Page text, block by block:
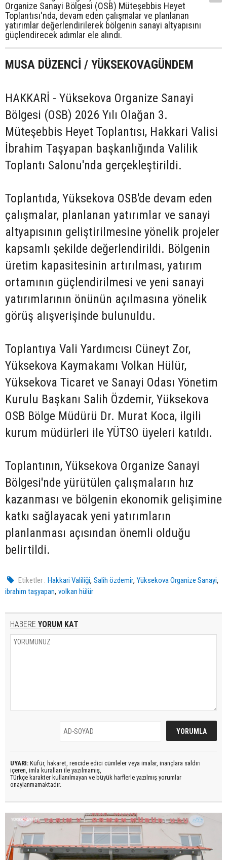
Organize Sanayi Bölgesi (OSB) Müteşebbis Heyet
Toplantısı'nda, devam eden çalışmalar ve planlanan
yatırımlar değerlendirilerek bölgenin sanayi altyapısını
güçlendirecek adımlar ele alındı.
MUSA DÜZENCİ / YÜKSEKOVAGÜNDEM
HAKKARİ - Yüksekova Organize Sanayi
Bölgesi (OSB) 2026 Yılı Olağan 3.
Müteşebbis Heyet Toplantısı, Hakkari Valisi
İbrahim Taşyapan başkanlığında Valilik
Toplantı Salonu'nda gerçekleştirildi.
Toplantıda, Yüksekova OSB'de devam eden
çalışmalar, planlanan yatırımlar ve sanayi
altyapısının geliştirilmesine yönelik projeler
kapsamlı şekilde değerlendirildi. Bölgenin
üretim kapasitesinin artırılması, yatırım
ortamının güçlendirilmesi ve yeni sanayi
yatırımlarının önünün açılmasına yönelik
görüş alışverişinde bulunuldu.
Toplantıya Vali Yardımcısı Cüneyt Zor,
Yüksekova Kaymakamı Volkan Hülür,
Yüksekova Ticaret ve Sanayi Odası Yönetim
Kurulu Başkanı Salih Özdemir, Yüksekova
OSB Bölge Müdürü Dr. Murat Koca, ilgili
kurum müdürleri ile YÜTSO üyeleri katıldı.
Toplantının, Yüksekova Organize Sanayi
Bölgesi'nde yürütülen çalışmaların hız
kazanması ve bölgenin ekonomik gelişimine
katkı sağlayacak yeni yatırımların
planlanması açısından önemli olduğu
belirtildi.
Etiketler : Hakkari Valiliği,Salih özdemir,Yüksekova Organize Sanayi,
ibrahim taşyapan, volkan hülür
HABERE YORUM KAT
UYARI: Küfür, hakaret, rencide edici cümleler veya imalar, inançlara saldırı
içeren, imla kuralları ile yazılmamış,
Türkçe karakter kullanılmayan ve büyük harflerle yazılmış yorumlar
onaylanmamaktadır.